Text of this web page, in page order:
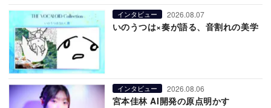
インタビュー 2026.08.07
いのうつは×奏が語る、音割れの美学
インタビュー 2026.08.06
宮本佳林 AI開発の原点明かす